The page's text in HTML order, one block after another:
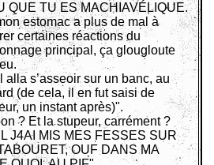
QUE TU ES MACHIAVÉLIQUE.
estomac a plus de mal à
certaines réactions du
principal, ça glougloute
alla s’asseoir sur un banc, au
(de cela, il en fut saisi de
un instant après)".
? Et la stupeur, carrément ?
J4AI MIS MES FESSES SUR
OUF DANS MA